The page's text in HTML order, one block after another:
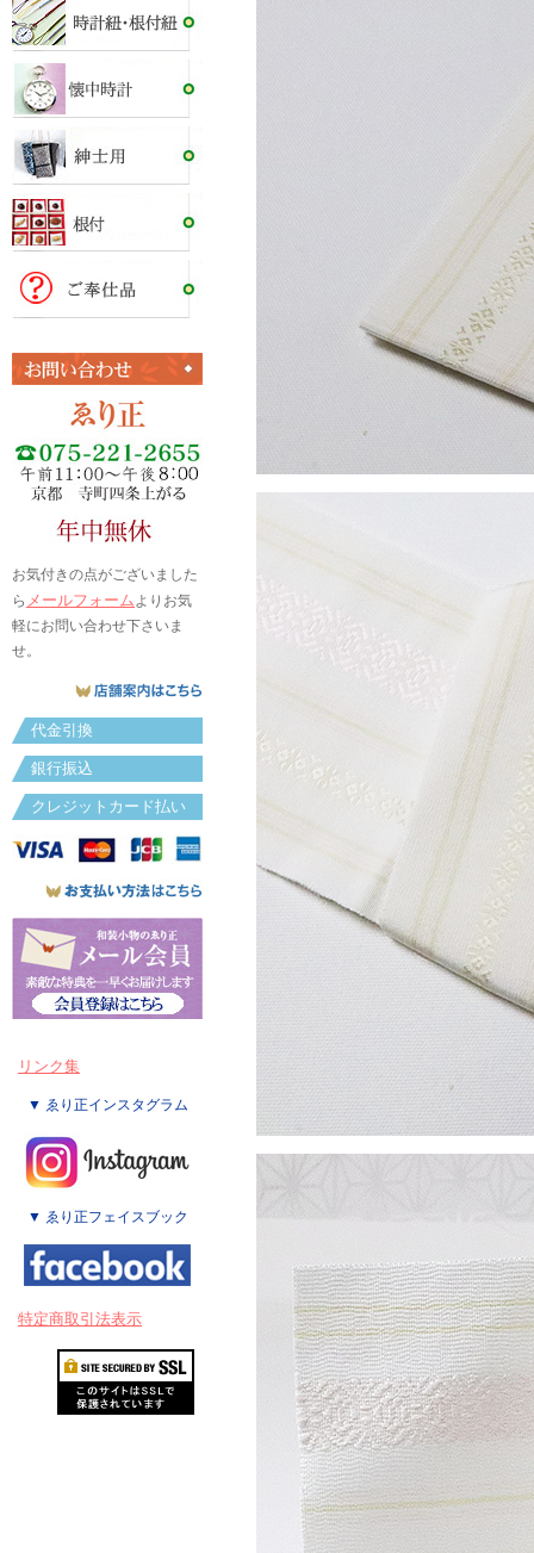
お気付きの点がございました
ら メールフォームよりお気
軽にお問い合わせ下さいま
せ。
代金引換
銀行振込
クレジットカード払い
リンク集
▼ ゑり正インスタグラム
▼ ゑり正フェイスブック
特定商取引法表示